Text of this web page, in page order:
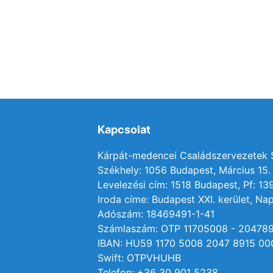
Kapcsolat
Kárpát-medencei Családszervezetek
Székhely: 1056 Budapest, Március
Levelezési cím: 1518 Budapest, Pf:
Iroda címe: Budapest XXI. kerület,
Adószám: 18469491-1-41
Számlaszám: OTP 11705008 -
IBAN: HU59 1170 5008 2047 8915
Swift: OTPVHUHB